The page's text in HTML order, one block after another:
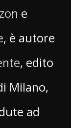
e
, è autore
, edito
Milano,
ad